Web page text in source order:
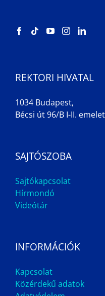
REKTORI HIVATAL
1034 Budapest,
Bécsi út 96/B I-II. emelet
SAJTÓSZOBA
Sajtókapcsolat
Hírmondó
Videótár
INFORMÁCIÓK
Kapcsolat
Közérdekű adatok